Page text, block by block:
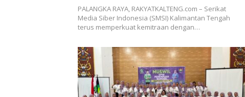
PALANGKA RAYA, RAKYATKALTENG.com – Serikat
Media Siber Indonesia (SMSI) Kalimantan Tengah
terus memperkuat kemitraan dengan…